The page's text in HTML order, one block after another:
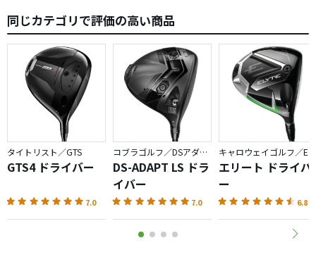
同じカテゴリで評価の高い商品
タイトリスト／GTS
GTS4 ドライバー
7.0
コブラゴルフ／DSアダプト
DS-ADAPT LS ドラ
イバー
7.0
エリート ドライバ
ー
6.8